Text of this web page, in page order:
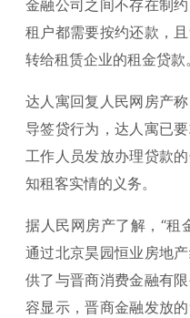
金融公司之间不存在制
租户都需要按约还款，
转给租赁企业的租金贷款。
达人寓回复人民网房产
导签贷行为，达人寓已
工作人员发放办理贷款
知租客实情的义务。
据人民网房产了解，“租
通过北京昊园恒业房地
供了与晋商消费金融有
容显示，晋商金融发放